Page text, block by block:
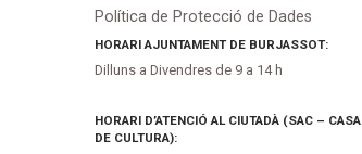
Política de Protecció de Dades
HORARI AJUNTAMENT DE BURJASSOT:
Dilluns a Divendres de 9 a 14 h
HORARI D’ATENCIÓ AL CIUTADÀ (SAC – CASA
DE CULTURA):